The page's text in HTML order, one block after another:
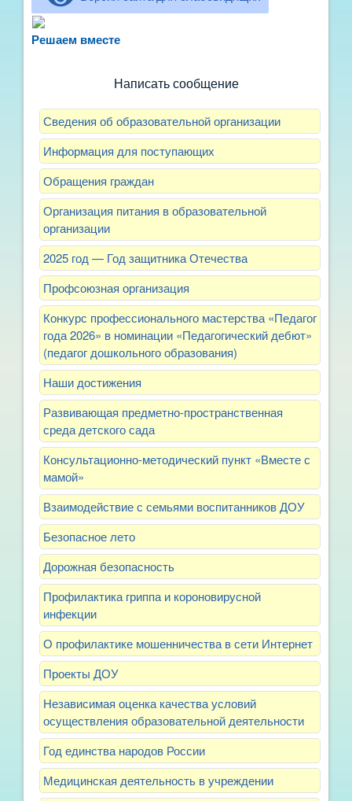
Решаем вместерассказать о воспитателях? Знаете, как
Написать сообщение
Сведения об образовательной организации
Информация для поступающих
Обращения граждан
Организация питания в образовательной
организации
2025 год — Год защитника Отечества
Профсоюзная организация
Конкурс профессионального мастерства «Педагог
года 2026» в номинации «Педагогический дебют»
(педагог дошкольного образования)
Наши достижения
Развивающая предметно-пространственная
среда детского сада
Консультационно-методический пункт «Вместе с
мамой»
Взаимодействие с семьями воспитанников ДОУ
Безопасное лето
Дорожная безопасность
Профилактика гриппа и короновирусной
инфекции
О профилактике мошенничества в сети Интернет
Проекты ДОУ
Независимая оценка качества условий
осуществления образовательной деятельности
Год единства народов России
Медицинская деятельность в учреждении